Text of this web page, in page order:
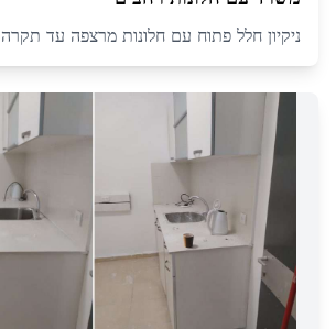
ניקיון חלל פתוח עם חלונות מרצפה עד תקרה